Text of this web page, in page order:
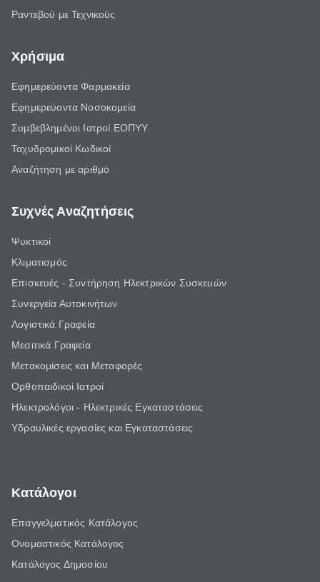
Ραντεβού με Τεχνικούς
Χρήσιμα
Εφημερεύοντα Φαρμακεία
Εφημερεύοντα Νοσοκομεία
Συμβεβλημένοι Ιατροί ΕΟΠΥΥ
Ταχυδρομικοί Κωδικοί
Αναζήτηση με αριθμό
Συχνές Αναζητήσεις
Ψυκτικοί
Κλιματισμός
Επισκευές - Συντήρηση Ηλεκτρικών Συσκευών
Συνεργεία Αυτοκινήτων
Λογιστικά Γραφεία
Μεσιτικά Γραφεία
Μετακομίσεις και Μεταφορές
Ορθοπαιδικοί Ιατροί
Ηλεκτρολόγοι - Ηλεκτρικές Εγκαταστάσεις
Υδραυλικές εργασίες και Εγκαταστάσεις
Κατάλογοι
Επαγγελματικός Κατάλογος
Ονομαστικός Κατάλογος
Κατάλογος Δημοσίου